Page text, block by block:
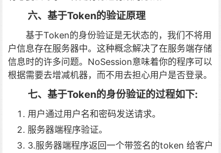
六、基于Token的验证原理
基于Token的身份验证是无状态的，我们不将用
户信息存在服务器中。这种概念解决了在服务端存储
信息时的许多问题。NoSession意味着你的程序可以
根据需要去增减机器，而不用去担心用户是否登录。
七、基于Token的身份验证的过程如下:
用户通过用户名和密码发送请求。
服务器端程序验证。
3.服务器端程序返回一个带签名的token 给客户